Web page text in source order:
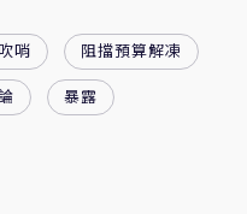
哨
阻擋預算解凍
暴露